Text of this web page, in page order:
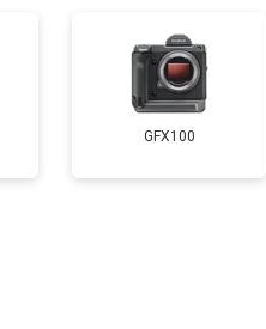
Заказать
GFX100